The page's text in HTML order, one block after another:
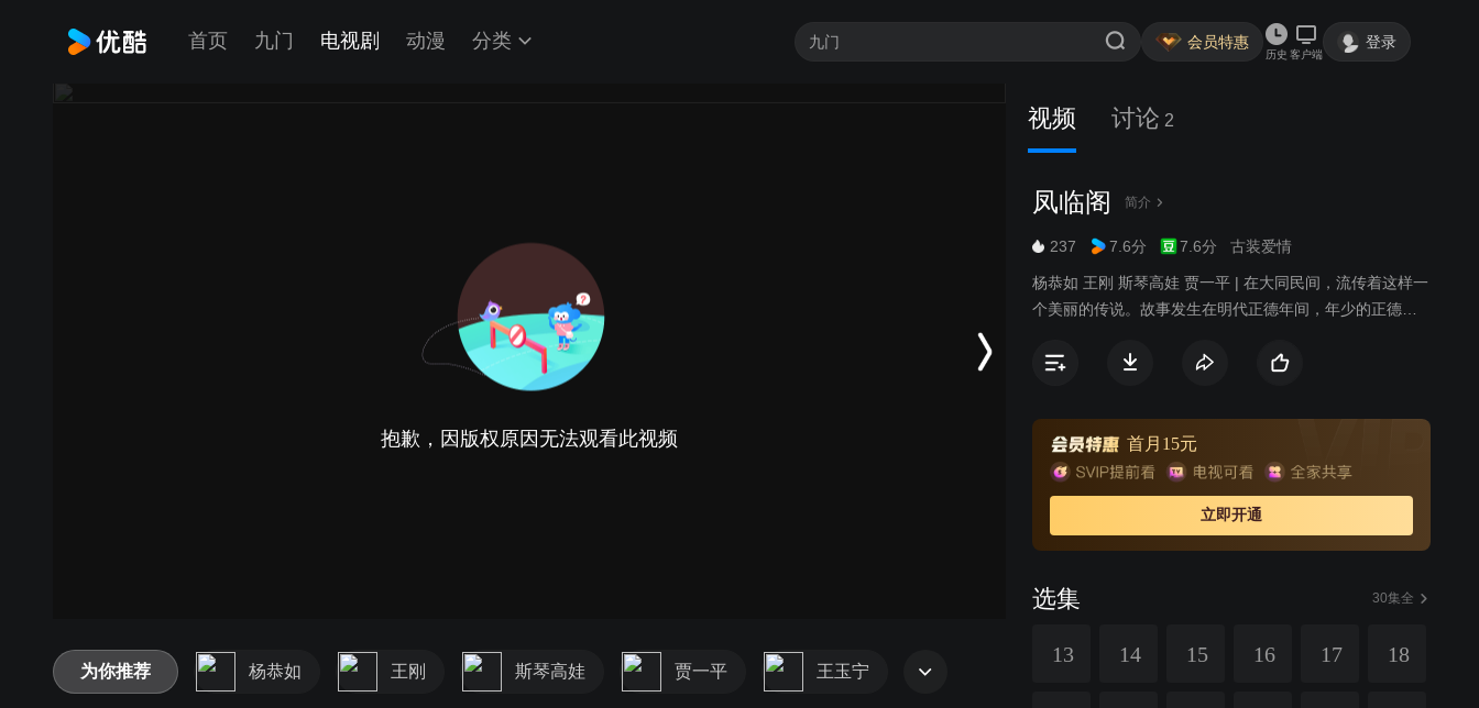
首页 九门 电视剧 动漫 分类 会员特惠
历史 客户端
登录
抱歉，因版权原因无法观看此视频
视频 讨论 2
凤临阁 简介
237 7.6分 7.6分 古装爱情
杨恭如 王刚 斯琴高娃 贾一平 | 在大同民间，流传着这样一
个美丽的传说。故事发生在明代正德年间，年少的正德皇
企图篡权。皇太后及一班大臣为社稷江山而忧心忡忡。正
凤临阁吃饭时，无意间搅进一桩命案里，并与凤临阁老板
娘凤姐相识……
首月15元
立即开通
选集 30集全
13 14 15 16 17 18
为你推荐 杨恭如 王刚 斯琴高娃 贾一平 王玉宁